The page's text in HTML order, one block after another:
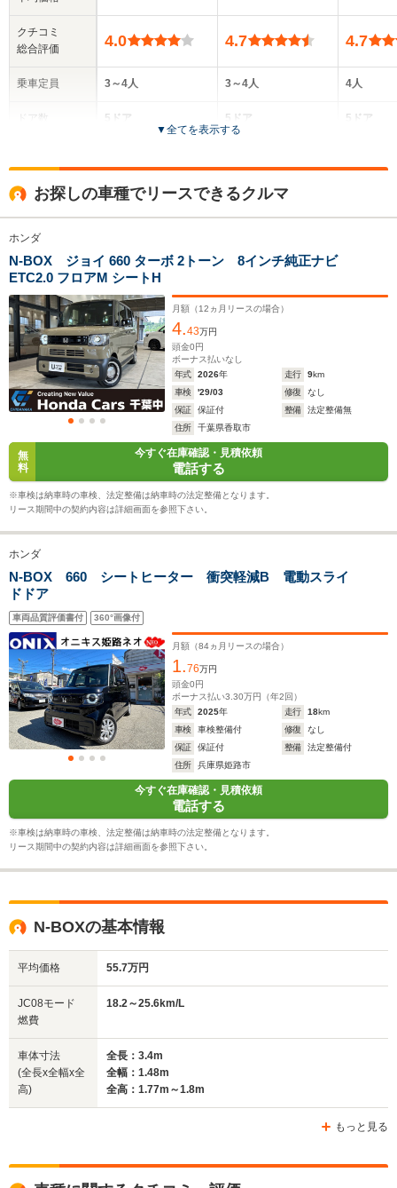
クチコミ
総合評価
乗車定員
ドア数
サイズ
(全長x全幅x全高)
WLTCモード
燃費
駆動方式
4.0
3～4人
5ドア
全高
1.48m
全長
3.4m
ホイールベース
-m
FF、4WD
4.7
3～4人
5ドア
全高
1.48m
全長
19.8～25.1km/L
└市街地:17.5～
└郊外:21.0～
└高速道路:20.2～
FF、4WD
4.7
4人
5ドア
全高
18.2～
FF、4WD
▼全てを表示する
お探しの車種でリースできるクルマ
ホンダ
N-BOX ジョイ 660 ターボ 2トーン 8インチ純正ナビ
ETC2.0 フロアM シートH
月額（12 ヵ月リースの場合）
4.43万円
頭金0円
ボーナス払いなし
年式
2026年 走行 9km
車検
'29/03 修復
なし
保証
保証付 整備
法定整備無
住所
千葉県香取市
無
料
今すぐ在庫確認・見積依頼
電話する
※車検は納車時の車検、法定整備は納車時の法定整備となります。
リース期間中の契約内容は詳細画面を参照下さい。
ホンダ
N-BOX 660 シートヒーター 衝突軽減B 電動スライ
ドドア
車両品質評価書付 360°画像付
月額（84ヵ月リースの場合）
1.76万円
頭金0円
ボーナス払い3.30万円（年2 回）
年式
2025年 走行 18km
車検
車検整備付 修復
なし
保証
保証付 整備
法定整備付
住所
兵庫県姫路市
今すぐ在庫確認・見積依頼
電話する
※車検は納車時の車検、法定整備は納車時の法定整備となります。
リース期間中の契約内容は詳細画面を参照下さい。
N-BOXの基本情報
平均価格 55.7万円
JC08モード
燃費
18.2～25.6km/L
車体寸法
(全長x全幅x全
高)
全長：3.4m
全幅：1.48m
全高：1.77m～1.8m
もっと見る